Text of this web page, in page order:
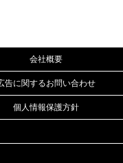
会社概要
告に関するお問い合わせ
個人情報保護方針